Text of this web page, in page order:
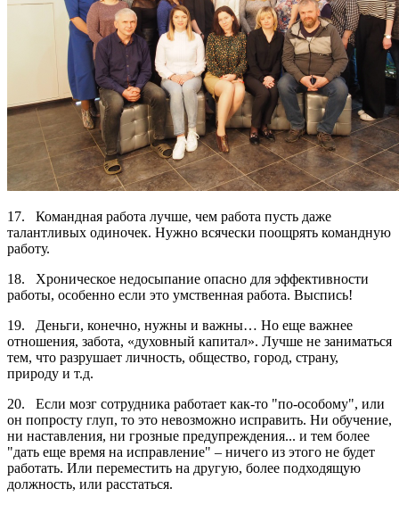
17. Командная работа лучше, чем работа пусть даже
талантливых одиночек. Нужно всячески поощрять командную
работу.
18. Хроническое недосыпание опасно для эффективности
работы, особенно если это умственная работа. Выспись!
19. Деньги, конечно, нужны и важны… Но еще важнее
отношения, забота, «духовный капитал». Лучше не заниматься
тем, что разрушает личность, общество, город, страну,
природу и т.д.
20. Если мозг сотрудника работает как-то "по-особому", или
он попросту глуп, то это невозможно исправить. Ни обучение,
ни наставления, ни грозные предупреждения... и тем более
"дать еще время на исправление" – ничего из этого не будет
работать. Или переместить на другую, более подходящую
должность, или расстаться.